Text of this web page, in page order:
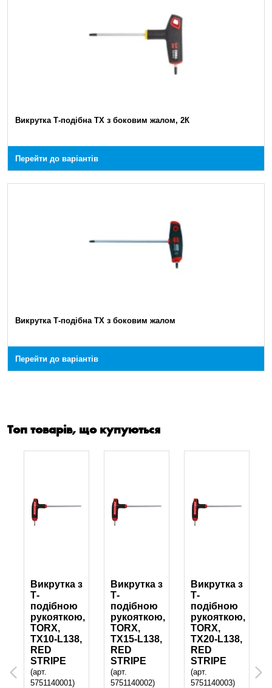
Викрутка Т-подібна TX з боковим жалом, 2К
Перейти до варіантів
Викрутка Т-подібна TX з боковим жалом
Перейти до варіантів
Топ товарів, що купуються
Previous
Викрутка з
Т-
подібною
рукояткою,
TORX,
TX10-L138,
RED
STRIPE
(арт.
5751140001)
Викрутка з
Т-
подібною
рукояткою,
TORX,
TX15-L138,
RED
STRIPE
(арт.
5751140002)
Викрутка з
Т-
подібною
рукояткою,
TORX,
TX20-L138,
RED
STRIPE
(арт.
5751140003)
Next